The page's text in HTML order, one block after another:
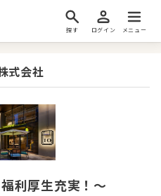
探す ログイン メニュー
式会社
利厚生充実！～